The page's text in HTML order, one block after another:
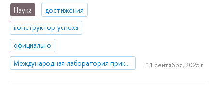
Наука
достижения
конструктор успеха
официально
Международная лаборатория прикладного сетевого анализа
11 сентября, 2025 г.